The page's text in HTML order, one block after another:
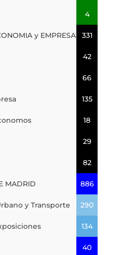
4
y EMPRESA 331
42
66
135
18
29
82
MADRID 886
y Transporte 290
134
40